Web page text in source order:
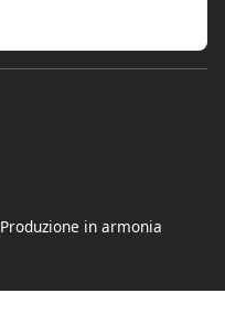
Produzione in armonia